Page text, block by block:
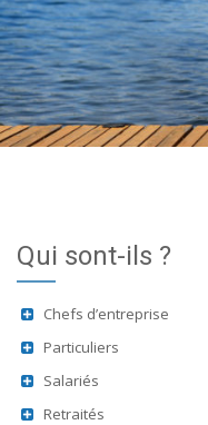
Qui sont-ils ?
Chefs d’entreprise
Particuliers
Salariés
Retraités